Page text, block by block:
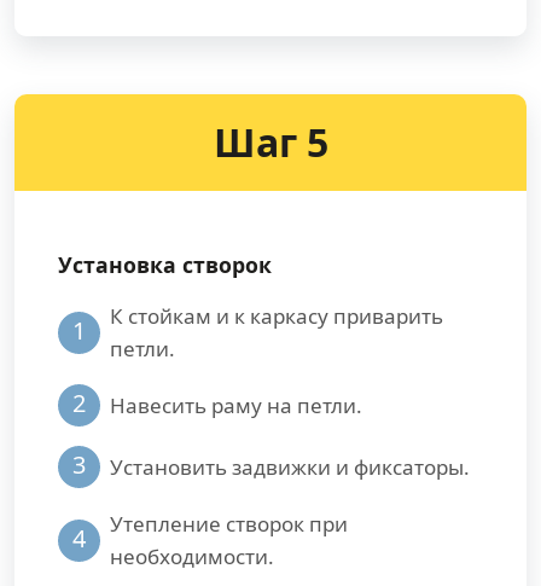
Шаг 5
Установка створок
1
К стойкам и к каркасу приварить
петли.
2 Навесить раму на петли.
3 Установить задвижки и фиксаторы.
4
Утепление створок при
необходимости.